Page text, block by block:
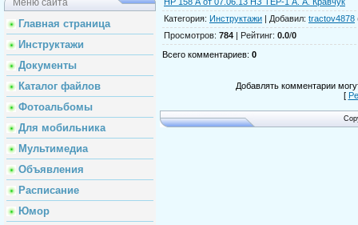
Меню сайта
Главная страница
Инструктажи
Документы
Каталог файлов
Фотоальбомы
Для мобильника
Мультимедиа
Объявления
Расписание
Юмор
Категория: Инструктажи | Добавил: tractov4878
Просмотров: 784 | Рейтинг: 0.0/0
Всего комментариев: 0
Добавлять комментарии
[